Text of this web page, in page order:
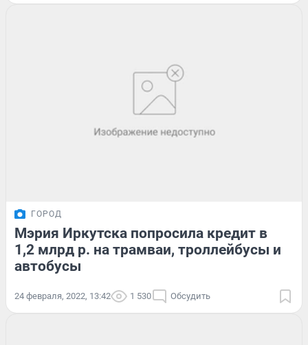
ГОРОД
Мэрия Иркутска попросила кредит в
1,2 млрд р. на трамваи, троллейбусы и
автобусы
24 февраля, 2022, 13:42 1 530 Обсудить